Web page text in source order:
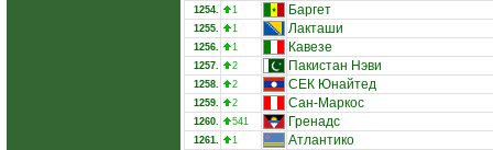
1254. 1 Баргет
1255. 1 Лакташи
1256. 1 Кавезе
1257. 2 Пакистан Нэви
1258. 2 СЕК Юнайтед
1259. 2 Сан-Маркос
1260. 541 Гренадс
1261. 1 Атлантико